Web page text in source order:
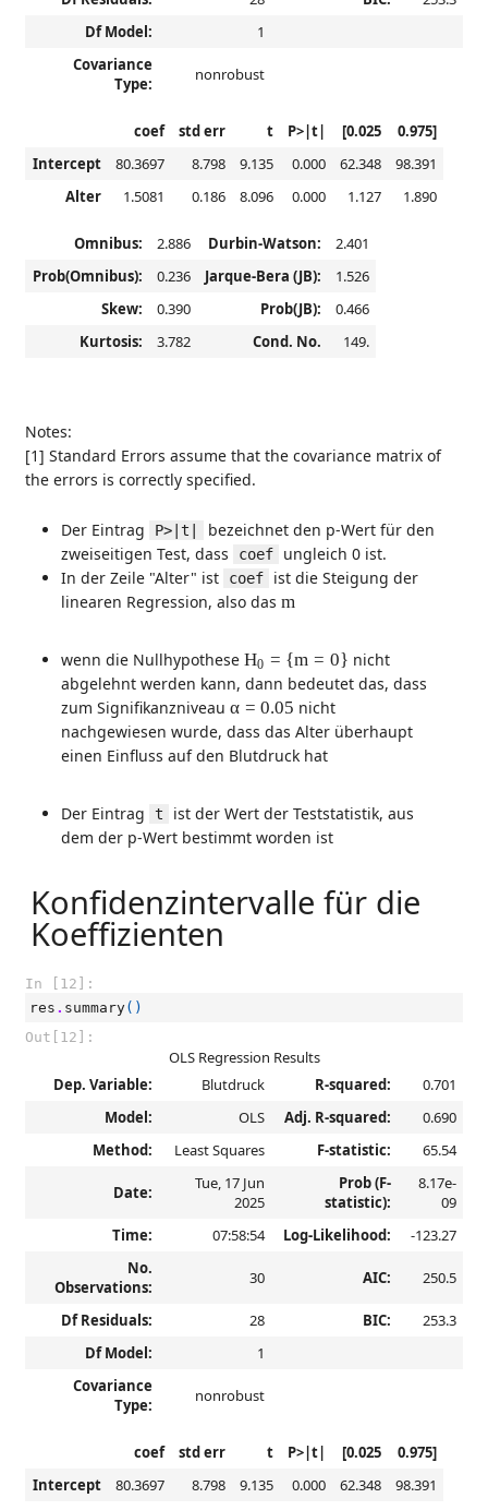
Df Model:
1
Covariance
Type:
nonrobust
coef std err t P>|t| [0.025
0.975]
Intercept
80.3697 8.798 9.135 0.000 62.348
98.391
Alter
1.5081 0.186 8.096 0.000 1.127 1.890
Omnibus: 2.886 Durbin-Watson:
2.401
Prob(Omnibus):
0.236 Jarque-Bera (JB):
1.526
Skew:
0.390 Prob(JB):
0.466
Kurtosis:
3.782 Cond. No. 149.
Notes:
[1] Standard Errors assume that the covariance matrix of
the errors is correctly specified.
Der Eintrag P>|t|
bezeichnet den p-Wert für den
zweiseitigen Test, dass
coef
ungleich 0 ist.
In der Zeile "Alter" ist
coef
ist die Steigung der
linearen Regression, also das m
m
wenn die Nullhypothese H0 = {m = 0}
H = m=0 }
nicht
abgelehnt werden kann, dann bedeutet das, dass
zum Signifikanzniveau α = 0.05
α =0.05 nicht
nachgewiesen wurde, dass das Alter überhaupt
einen Einfluss auf den Blutdruck hat
Der Eintrag t
ist der Wert der Teststatistik, aus
dem der p-Wert bestimmt worden ist
Konfidenzintervalle für die
Koeffizienten
In [12]:
res . summary()
Out[12]:
OLS Regression Results
Dep. Variable:
Blutdruck R-squared:
0.701
Model:
OLS Adj. R-squared:
0.690
Method:
Least Squares F-statistic: 65.54
Date:
Tue, 17 Jun
2025
Prob (F-
statistic):
8.17e-
09
Time:
07:58:54 Log-Likelihood:
-123.27
No.
Observations:
30 AIC: 250.5
Df Residuals: 28 BIC:
253.3
Df Model:
1
Covariance
Type:
nonrobust
coef std err t P>|t| [0.025
0.975]
Intercept
80.3697 8.798 9.135 0.000 62.348
98.391